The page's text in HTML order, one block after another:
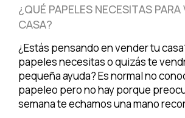
¿QUÉ PAPELES NECESITAS PARA
CASA?
¿Estás pensando en vender tu
papeles necesitas o quizás te
pequeña ayuda? Es normal no
papeleo pero no hay porque
semana te echamos una mano